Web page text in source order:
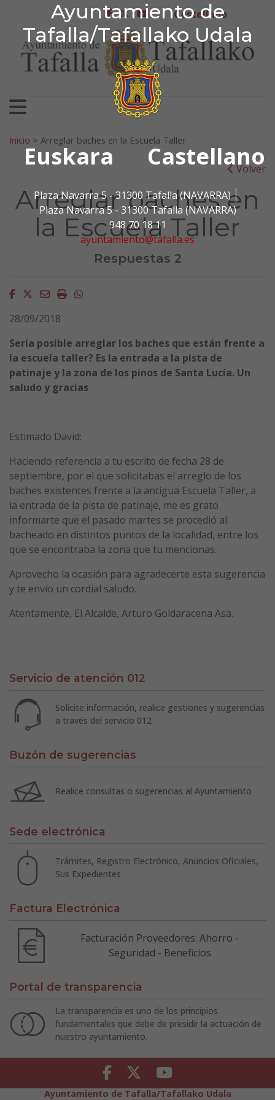
Ayuntamiento de
Tafalla/Tafallako Udala
Euskara Castellano
Plaza Navarra 5 - 31300 Tafalla (NAVARRA)
Plaza Navarra 5 - 31300 Tafalla (NAVARRA)
948 70 18 11
ayuntamiento@tafalla.es
Ir al contenido
Ayuntamiento de
facebook
twitter
youtubeCastellano
Search for:
Inicio > Arreglar baches en la Escuela Taller
Volver
Arreglar baches en
la Escuela Taller
Respuestas 2
Facebook
Twitter
EmailImprimirWhatsapp
28/09/2018
Sería posible arreglar los baches que están frente a
la escuela taller? Es la entrada a la pista de
patinaje y la zona de los pinos de Santa Lucía. Un
saludo y gracias
Estimado David:
Haciendo referencia a tu escrito de fecha 28 de
septiembre, por el que solicitabas el arreglo de los
baches existentes frente a la antigua Escuela Taller, a
la entrada de la pista de patinaje, me es grato
informarte que el pasado martes se procedió al
bacheado en distintos puntos de la localidad, entre los
que se encontraba la zona que tu mencionas.
Aprovecho la ocasión para agradecerte esta sugerencia
y te envío un cordial saludo.
Atentamente, El Alcalde, Arturo Goldaracena Asa.
Servicio de atención 012
Solicite información, realice gestiones y sugerencias
a través del servicio 012
Buzón de sugerencias
Realice consultas o sugerencias al Ayuntamiento
Sede electrónica
Trámites, Registro Electrónico, Anuncios Oficiales,
Sus Expedientes
Factura Electrónica
Facturación Proveedores: Ahorro -
Seguridad - Beneficios
Portal de transparencia
La transparencia es uno de los principios
fundamentales que debe de presidir la actuación de
nuestro ayuntamiento.
Facebook Twitter Youtube
Ayuntamiento de Tafalla/Tafallako Udala